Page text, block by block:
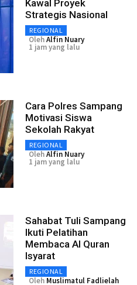
Kawal Proyek
Strategis Nasional
REGIONAL
OlehAlfin Nuary
1 jam yang lalu
Cara Polres Sampang
Motivasi Siswa
Sekolah Rakyat
REGIONAL
OlehAlfin Nuary
1 jam yang lalu
Sahabat Tuli Sampang
Ikuti Pelatihan
Membaca Al Quran
Isyarat
REGIONAL
Oleh Muslimatul Fadlielah